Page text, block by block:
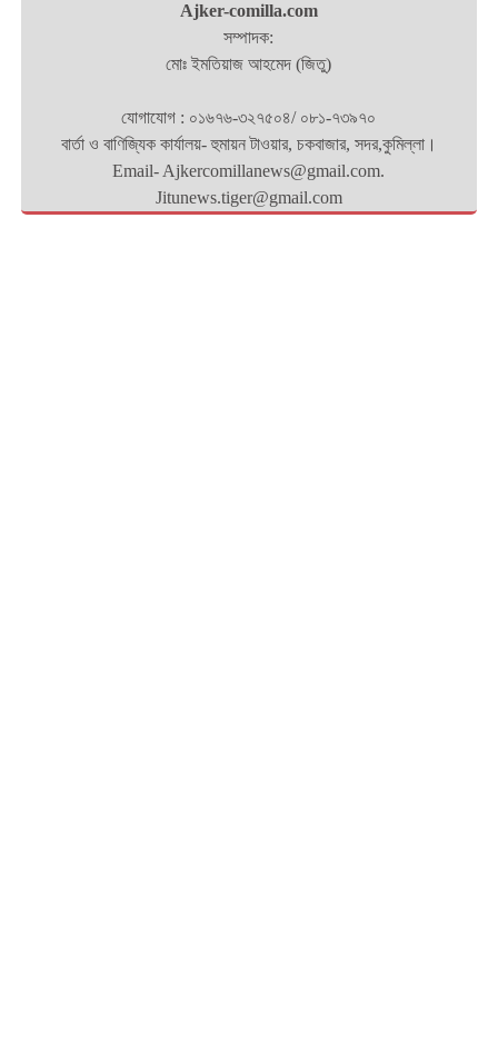
Ajker-comilla.com
সম্পাদক:
মোঃ ইমতিয়াজ আহমেদ (জিতু)
যোগাযোগ : ০১৬৭৬-৩২৭৫০৪/ ০৮১-৭৩৯৭০
বার্তা ও বাণিজ্যিক কার্যালয়- হুমায়ন টাওয়ার, চকবাজার, সদর,কুমিল্লা।
Email- Ajkercomillanews@gmail.com.
Jitunews.tiger@gmail.com